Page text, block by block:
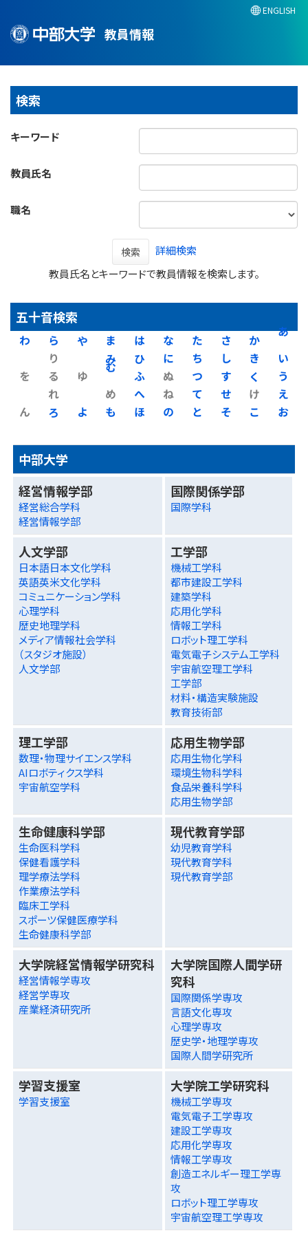
教員情報
ENGLISH
検索
キーワード
教員氏名
職名
検索
詳細検索
教員氏名とキーワードで教員情報を検索します。
五十音検索
あ
い
う
え
お
か
き
く
け
こ
さ
し
す
せ
そ
た
ち
つ
て
と
な
に
ぬ
ね
の
は
ひ
ふ
へ
ほ
ま
み
む
め
も
や
ゆ
よ
ら
り
る
れ
ろ
わ
を
ん
中部大学
経営情報学部
経営総合学科
経営情報学部
国際関係学部
国際学科
人文学部
日本語日本文化学科
英語英米文化学科
コミュニケーション学科
心理学科
歴史地理学科
メディア情報社会学科
（スタジオ施設）
人文学部
工学部
機械工学科
都市建設工学科
建築学科
応用化学科
情報工学科
ロボット理工学科
電気電子システム工学科
宇宙航空理工学科
工学部
材料・構造実験施設
教育技術部
理工学部
数理・物理サイエンス学科
AIロボティクス学科
宇宙航空学科
応用生物学部
応用生物化学科
環境生物科学科
食品栄養科学科
応用生物学部
生命健康科学部
生命医科学科
保健看護学科
理学療法学科
作業療法学科
臨床工学科
スポーツ保健医療学科
生命健康科学部
現代教育学部
幼児教育学科
現代教育学科
現代教育学部
大学院経営情報学研究科
経営情報学専攻
経営学専攻
産業経済研究所
大学院国際人間学研
究科
国際関係学専攻
言語文化専攻
心理学専攻
歴史学・地理学専攻
国際人間学研究所
学習支援室
学習支援室
大学院工学研究科
機械工学専攻
電気電子工学専攻
建設工学専攻
応用化学専攻
情報工学専攻
創造エネルギー理工学専
攻
ロボット理工学専攻
宇宙航空理工学専攻